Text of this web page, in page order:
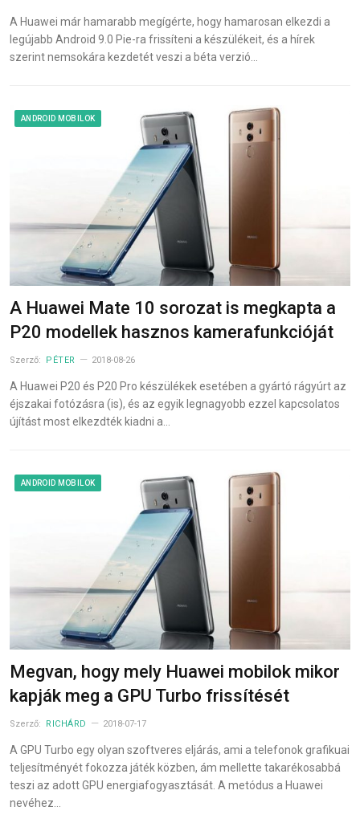
A Huawei már hamarabb megígérte, hogy hamarosan elkezdi a
legújabb Android 9.0 Pie-ra frissíteni a készülékeit, és a hírek
szerint nemsokára kezdetét veszi a béta verzió…
ANDROID MOBILOK
A Huawei Mate 10 sorozat is megkapta a
P20 modellek hasznos kamerafunkcióját
Szerző: PÉTER 2018-08-26
A Huawei P20 és P20 Pro készülékek esetében a gyártó rágyúrt az
éjszakai fotózásra (is), és az egyik legnagyobb ezzel kapcsolatos
újítást most elkezdték kiadni a…
ANDROID MOBILOK
Megvan, hogy mely Huawei mobilok mikor
kapják meg a GPU Turbo frissítését
Szerző: RICHÁRD 2018-07-17
A GPU Turbo egy olyan szoftveres eljárás, ami a telefonok grafikuai
teljesítményét fokozza játék közben, ám mellette takarékosabbá
teszi az adott GPU energiafogyasztását. A metódus a Huawei
nevéhez…